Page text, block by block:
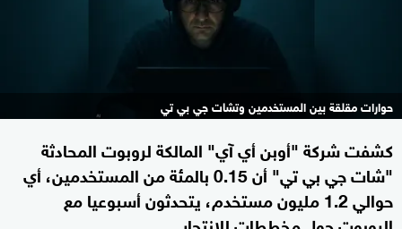
حوارات مقلقة بين المستخدمين وتشات جي بي تي
كشفت شركة "أوبن أي آي" المالكة لروبوت المحادثة
"شات جي بي تي" أن 0.15 بالمئة من المستخدمين، أي
حوالي 1.2 مليون مستخدم، يتحدثون أسبوعيا مع